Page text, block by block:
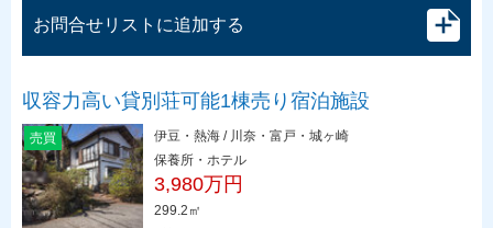
お問合せリストに追加する
収容力高い貸別荘可能1棟売り宿泊施設
売買
伊豆・熱海 / 川奈・富戸・城ヶ崎
保養所・ホテル
3,980万円
299.2㎡